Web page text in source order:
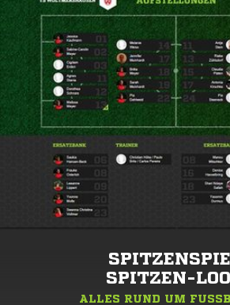
SPITZEN-
ALLES RUND UM